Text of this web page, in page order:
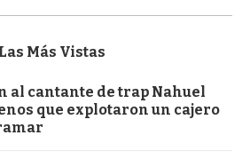
Las Más Vistas
al cantante de trap Nahuel
que explotaron un cajero